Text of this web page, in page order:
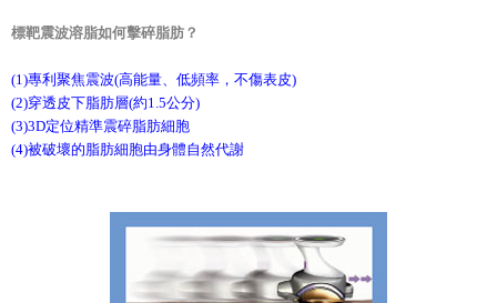
標靶震波溶脂如何擊碎脂肪？
(1)專利聚焦震波(高能量、低頻率，不傷表皮)
(2)穿透皮下脂肪層(約1.5公分)
(3)3D定位精準震碎脂肪細胞
(4)被破壞的脂肪細胞由身體自然代謝